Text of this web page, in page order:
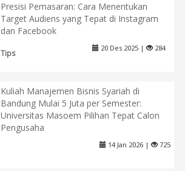
Presisi Pemasaran: Cara Menentukan
Target Audiens yang Tepat di Instagram
dan Facebook
Tips
20 Des 2025 | 284
Kuliah Manajemen Bisnis Syariah di
Bandung Mulai 5 Juta per Semester:
Universitas Masoem Pilihan Tepat Calon
Pengusaha
14 Jan 2026 | 725